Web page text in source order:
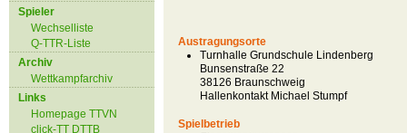
Spieler
Wechselliste
Q-TTR-Liste
Archiv
Wettkampfarchiv
Links
Homepage TTVN
click-TT DTTB
Austragungsorte
Turnhalle Grundschule Lindenberg
Bunsenstraße 22
38126 Braunschweig
Hallenkontakt Michael Stumpf
Spielbetrieb